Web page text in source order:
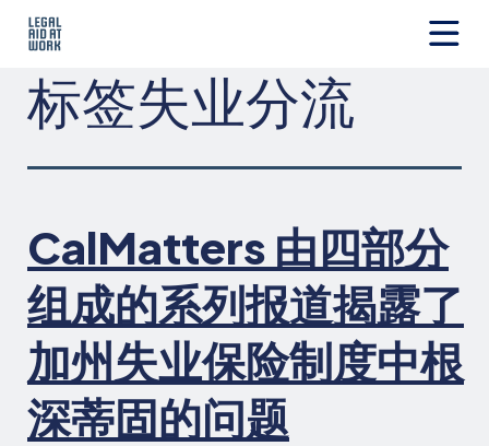
Aid
at
Work
标签失业分流
CalMatters 由四部分
组成的系列报道揭露了
加州失业保险制度中根
深蒂固的问题